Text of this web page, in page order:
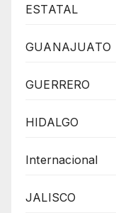
ESTATAL
GUANAJUATO
GUERRERO
HIDALGO
Internacional
JALISCO